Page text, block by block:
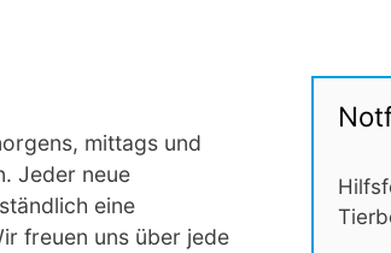
mittags und
Jeder neue
eine
freuen uns über jede